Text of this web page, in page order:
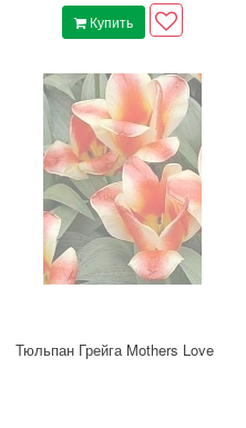
Купить
Тюльпан Грейга Mothers Love